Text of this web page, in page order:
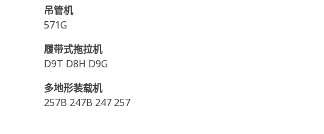
吊管机
571G
履带式拖拉机
D9T D8H D9G
多地形装载机
257B 247B 247 257